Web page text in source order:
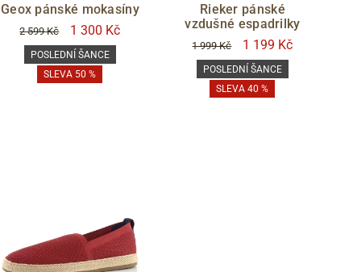
Geox pánské mokasíny
2 599 Kč 1 300 Kč
POSLEDNÍ ŠANCE
SLEVA 50 %
Rieker pánské
vzdušné espadrilky
1 999 Kč 1 199 Kč
POSLEDNÍ ŠANCE
SLEVA 40 %